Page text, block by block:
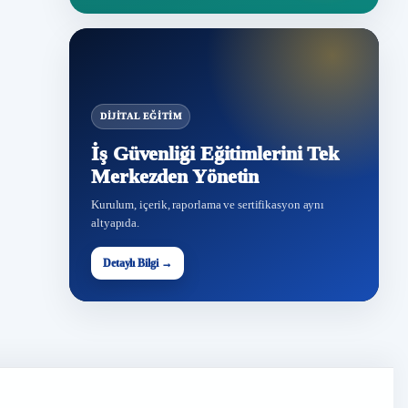
DIJITAL EĞITIM
İş Güvenliği Eğitimlerini Tek
Merkezden Yönetin
Kurulum, içerik, raporlama ve sertifikasyon aynı
altyapıda.
Detaylı Bilgi →